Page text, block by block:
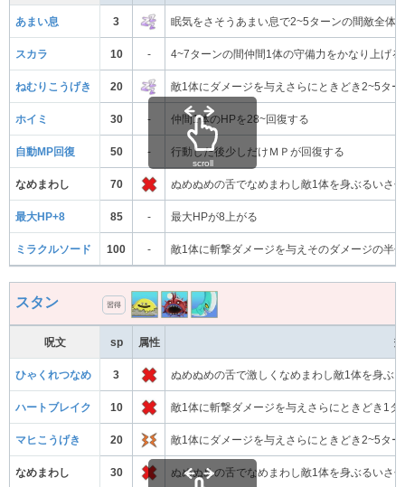
あまい息 3 眠気をさそうあまい息で2~5ターンの間敵全体
スカラ 10 - 4~7ターンの間仲間1体の守備力をかなり上げる
ねむりこうげき 20 敵1体にダメージを与えさらにときどき2~5ター
ホイミ 30 - 仲間1体のHPを28~回復する
自動MP回復 50 - 行動した後少しだけＭＰが回復する
なめまわし 70 ぬめぬめの舌でなめまわし敵1体を身ぶるいさ
最大HP+8 85 - 最大HPが8上がる
ミラクルソード 100 - 敵1体に斬撃ダメージを与えそのダメージの半
scroll
スタン 習得
呪文 sp 属性
ひゃくれつなめ 3 ぬめぬめの舌で激しくなめまわし敵1体を身ぶ
ハートブレイク 10 敵1体に斬撃ダメージを与えさらにときどき1タ
マヒこうげき 20 敵1体にダメージを与えさらにときどき2~5タ
なめまわし 30 ぬめぬめの舌でなめまわし敵1体を身ぶるいさ